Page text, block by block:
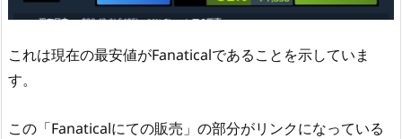
これは現在の最安値がFanaticalであることを示していま
す。
この「Fanaticalにての販売」の部分がリンクになっている